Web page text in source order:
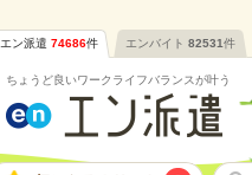
エン派遣 74686件 エンバイト 82531件
ちょうど良いワークライフバランスが叶う